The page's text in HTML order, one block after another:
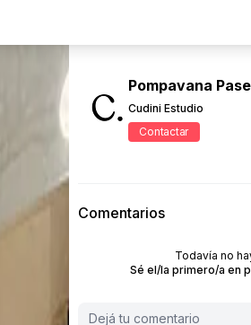
Pompavana
Cudini Estudio
Contactar
Comentarios
Todavía no
Sé el/la primero/a en